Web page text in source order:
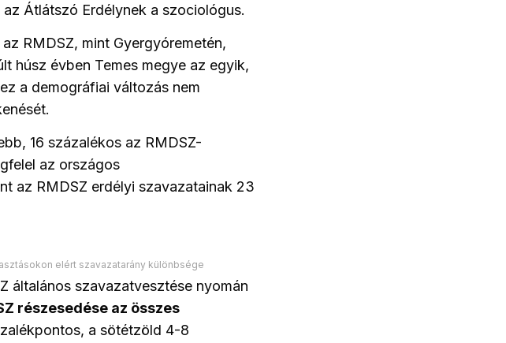
Átlátszó Erdélynek a szociológus.
RMDSZ, mint Gyergyóremetén,
húsz évben Temes megye az egyik,
a demográfiai változás nem
16 százalékos az RMDSZ-
az országos
az RMDSZ erdélyi szavazatainak 23
elért szavazatarány különbsége
általános szavazatvesztése nyomán
részesedése az összes
a sötétzöld 4-8